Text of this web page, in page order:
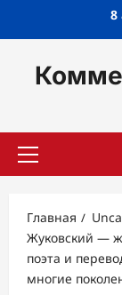
8
Основное
Главная
Жуковский —
поэта и
многие